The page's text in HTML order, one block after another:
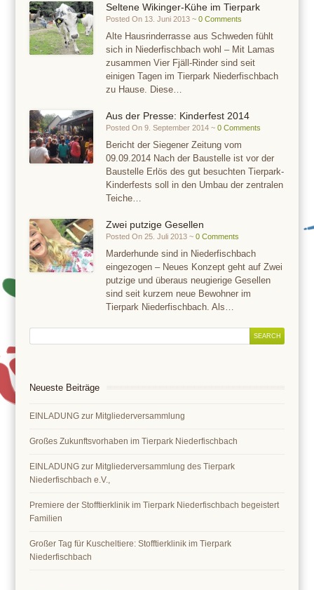
Seltene Wikinger-Kühe im Tierpark
Posted On 13. Juni 2013 ~0 Comments
Alte Hausrinderrasse aus Schweden fühlt
sich in Niederfischbach wohl – Mit Lamas
zusammen Vier Fjäll-Rinder sind seit
einigen Tagen im Tierpark Niederfischbach
zu Hause. Diese…
Aus der Presse: Kinderfest 2014
Posted On 9. September 2014 ~0 Comments
Bericht der Siegener Zeitung vom
09.09.2014 Nach der Baustelle ist vor der
Baustelle Erlös des gut besuchten Tierpark-
Kinderfests soll in den Umbau der zentralen
Teiche…
Zwei putzige Gesellen
Posted On 25. Juli 2013 ~0 Comments
Marderhunde sind in Niederfischbach
eingezogen – Neues Konzept geht auf Zwei
putzige und überaus neugierige Gesellen
sind seit kurzem neue Bewohner im
Tierpark Niederfischbach. Als…
Neueste Beiträge
EINLADUNG zur Mitgliederversammlung
Großes Zukunftsvorhaben im Tierpark Niederfischbach
EINLADUNG zur Mitgliederversammlung des Tierpark
Niederfischbach e.V.,
Premiere der Stofftierklinik im Tierpark Niederfischbach begeistert
Familien
Großer Tag für Kuscheltiere: Stofftierklinik im Tierpark
Niederfischbach